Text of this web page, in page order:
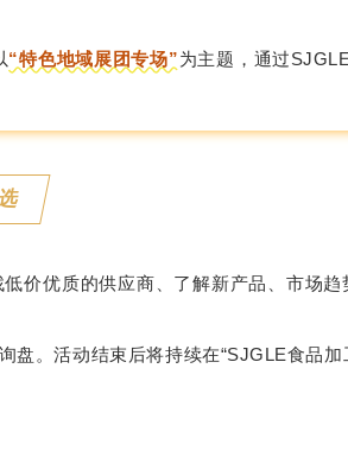
“特色地域展团专场”为主题，通过
价优质的供应商、了解新产品、市场趋
盘。活动结束后将持续在“SJGLE食品加